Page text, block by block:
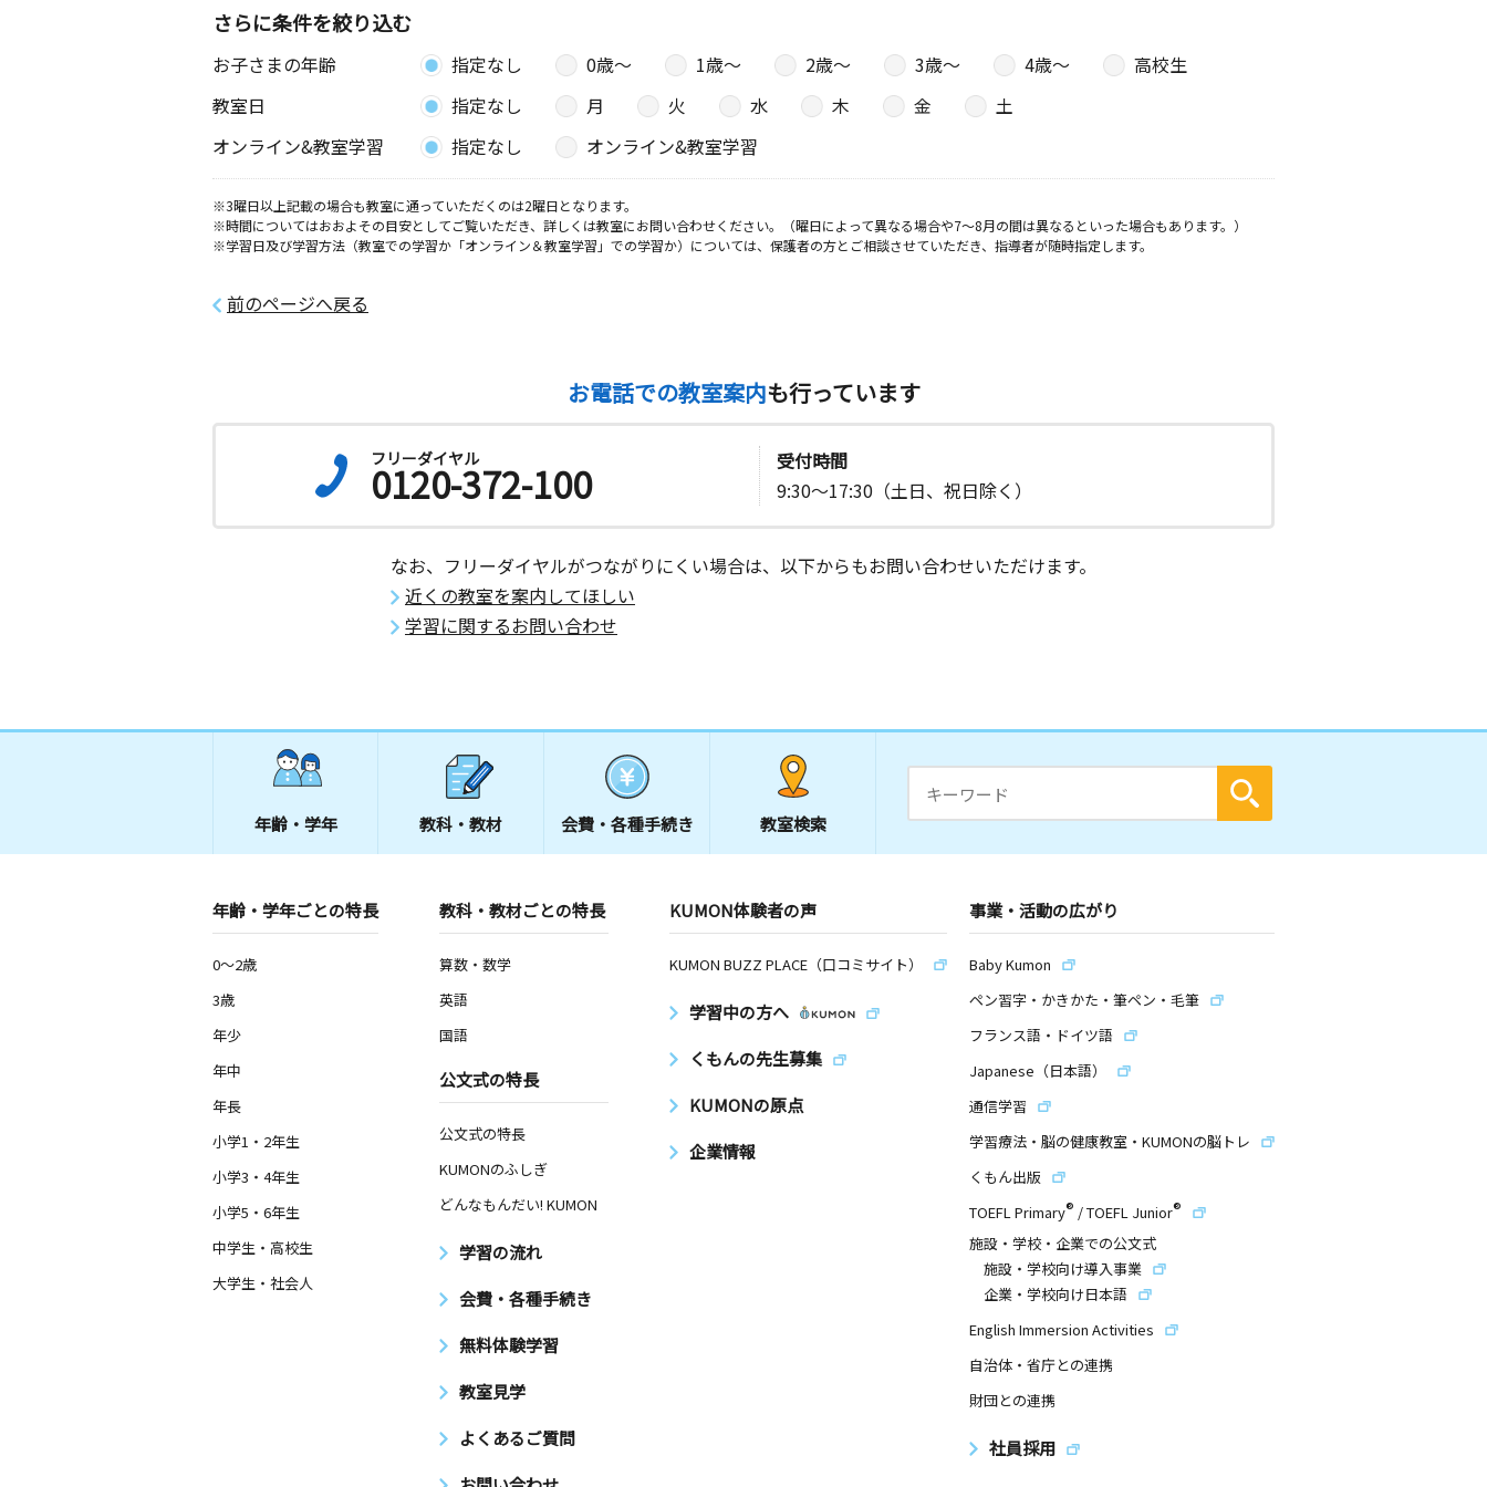
さらに条件を絞り込む
お子さまの年齢 指定なし 0歳〜 1歳〜 2歳〜 3歳〜 4歳〜
高校生
教室日
指定なし 月 火 水 木 金
土
オンライン&教室学習
指定なし オンライン&教室学習
※3曜日以上記載の場合も教室に通っていただくのは2曜日となります。
※時間についてはおおよその目安としてご覧いただき、詳しくは教室にお問い合わせください。（曜日によって異なる場合や7～8月の間は異なるといった場合もあります。）
※学習日及び学習方法（教室での学習か「オンライン＆教室学習」での学習か）については、保護者の方とご相談させていただき、指導者が随時指定します。
前のページへ戻る
お電話での教室案内も行っています
フリーダイヤル
0120-372-100
受付時間
9:30～17:30（土日、祝日除く）
なお、フリーダイヤルがつながりにくい場合は、以下からもお問い合わせいただけます。
近くの教室を案内してほしい
学習に関するお問い合わせ
年齢・学年 教科・教材 会費・ 各種手続き 教室検索
年齢・学年ごとの特長
0～2歳
3歳
年少
年中
年長
小学1・2年生
小学3・4年生
小学5・6年生
中学生・高校生
大学生・社会人
教科・教材ごとの特長
算数・数学
英語
国語
公文式の特長
公文式の特長
KUMONのふしぎ
どんなもんだい! KUMON
学習の流れ
会費・各種手続き
無料体験学習
教室見学
よくあるご質問
KUMON体験者の声
KUMON BUZZ PLACE（口コミサイト）
学習中の方へ
くもんの先生募集
KUMONの原点
企業情報
事業・活動の広がり
Baby Kumon
ペン習字・かきかた・筆ペン・毛筆
フランス語・ドイツ語
Japanese（日本語）
通信学習
学習療法・脳の健康教室・KUMONの脳トレ
くもん出版
TOEFL Primary® /TOEFL Junior®
施設・学校・企業での公文式
施設・学校向け導入事業
企業・学校向け日本語
English Immersion Activities
自治体・省庁との連携
財団との連携
社員採用